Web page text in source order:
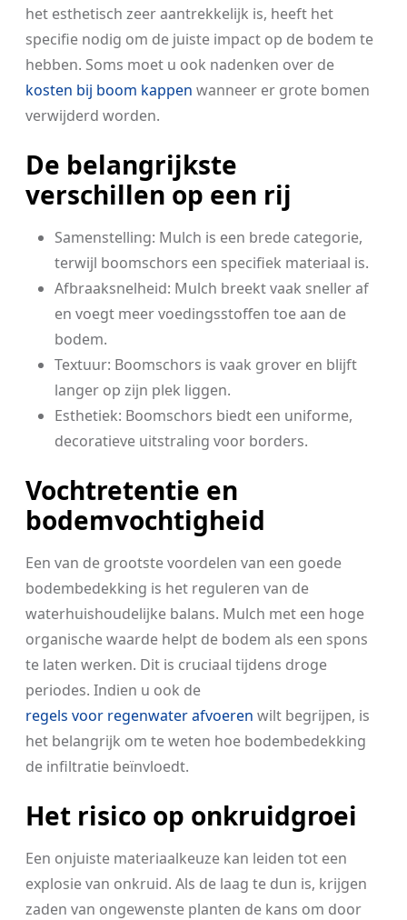
het esthetisch zeer aantrekkelijk is, heeft het
specifie nodig om de juiste impact op de bodem te
hebben. Soms moet u ook nadenken over de
kosten bij boom kappen wanneer er grote bomen
verwijderd worden.
De belangrijkste
verschillen op een rij
Samenstelling: Mulch is een brede categorie,
terwijl boomschors een specifiek materiaal is.
Afbraaksnelheid: Mulch breekt vaak sneller af
en voegt meer voedingsstoffen toe aan de
bodem.
Textuur: Boomschors is vaak grover en blijft
langer op zijn plek liggen.
Esthetiek: Boomschors biedt een uniforme,
decoratieve uitstraling voor borders.
Vochtretentie en
bodemvochtigheid
Een van de grootste voordelen van een goede
bodembedekking is het reguleren van de
waterhuishoudelijke balans. Mulch met een hoge
organische waarde helpt de bodem als een spons
te laten werken. Dit is cruciaal tijdens droge
periodes. Indien u ook de
regels voor regenwater afvoeren wilt begrijpen, is
het belangrijk om te weten hoe bodembedekking
de infiltratie beïnvloedt.
Het risico op onkruidgroei
Een onjuiste materiaalkeuze kan leiden tot een
explosie van onkruid. Als de laag te dun is, krijgen
zaden van ongewenste planten de kans om door